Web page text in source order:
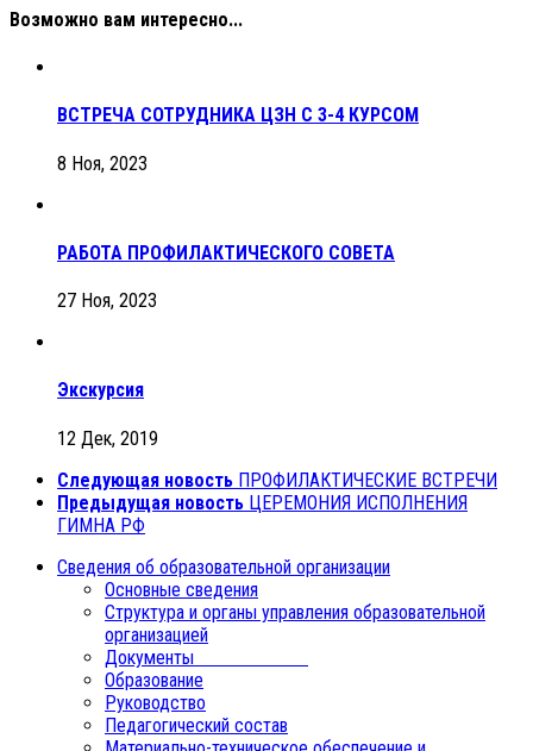
Возможно вам интересно...
ВСТРЕЧА СОТРУДНИКА ЦЗН С 3-4 КУРСОМ
8 Ноя, 2023
РАБОТА ПРОФИЛАКТИЧЕСКОГО СОВЕТА
27 Ноя, 2023
Экскурсия
12 Дек, 2019
Следующая новость ПРОФИЛАКТИЧЕСКИЕ ВСТРЕЧИ
Предыдущая новость ЦЕРЕМОНИЯ ИСПОЛНЕНИЯ
ГИМНА РФ
Сведения об образовательной организации
Основные сведения
Структура и органы управления образовательной
организацией
Документы
Образование
Руководство
Педагогический состав